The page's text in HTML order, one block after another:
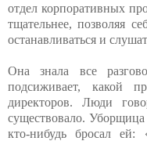
отдел корпоративных
тщательнее, позволяя
останавливаться и
Она знала все
подсиживает, какой
директоров. Люди
существовало.
кто-нибудь бросал ей: